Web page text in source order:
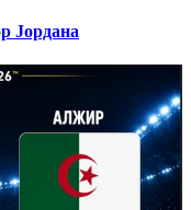
Јордана